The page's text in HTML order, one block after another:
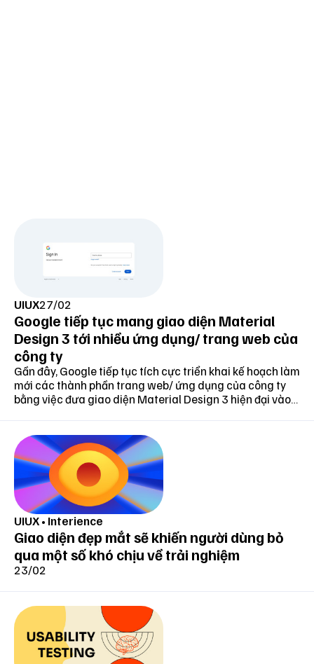
UIUX27/02
Google tiếp tục mang giao diện Material
Design 3 tới nhiều ứng dụng/ trang web của
công ty
Gần đây, Google tiếp tục tích cực triển khai kế hoạch làm
mới các thành phần trang web/ ứng dụng của công ty
bằng việc đưa giao diện Material Design 3 hiện đại vào
UIUX• Interience
Giao diện đẹp mắt sẽ khiến người dùng bỏ
qua một số khó chịu về trải nghiệm
23/02